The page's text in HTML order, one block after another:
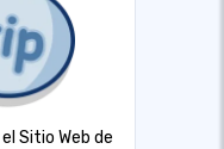
Sitio Web de